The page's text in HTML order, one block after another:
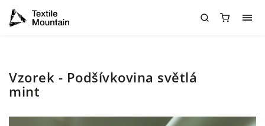
Vzorek - Podšívkovina světlá
mint